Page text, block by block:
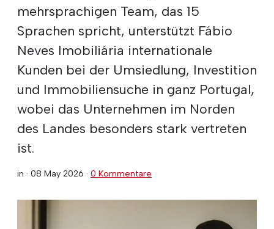
mehrsprachigen Team, das 15
Sprachen spricht, unterstützt Fábio
Neves Imobiliária internationale
Kunden bei der Umsiedlung, Investition
und Immobiliensuche in ganz Portugal,
wobei das Unternehmen im Norden
des Landes besonders stark vertreten
ist.
in · 08 May 2026 · 0 Kommentare